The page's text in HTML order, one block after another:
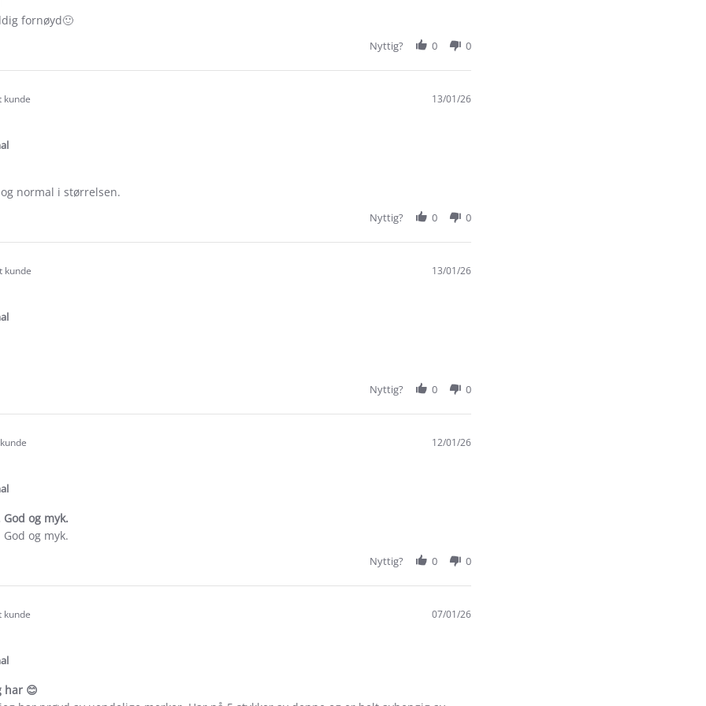
fornøyd🙂
Nyttig? 0 0
kunde 13/01/26
normal i størrelsen.
Nyttig? 0 0
kunde 13/01/26
Nyttig? 0 0
12/01/26
og myk.
og myk.
Nyttig? 0 0
kunde 07/01/26
har 😊